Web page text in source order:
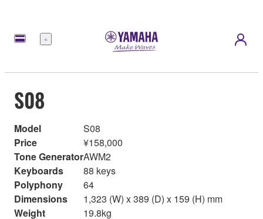
Menu
S08
Model
S08
Price
¥158,000
Tone GeneratorAWM2
Keyboards
88 keys
Polyphony
64
Dimensions
1,323 (W) x 389 (D) x 159 (H) mm
Weight
19.8kg